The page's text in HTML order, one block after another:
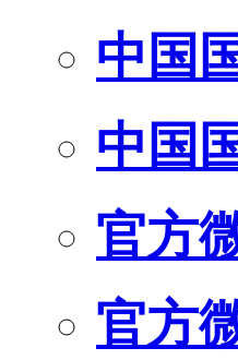
中国
中国
官方
官方